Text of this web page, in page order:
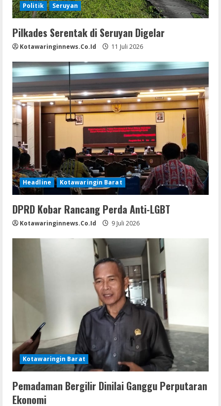
Politik Seruyan
Pilkades Serentak di Seruyan Digelar
Kotawaringinnews.co.id 11 Juli 2026
Headline Kotawaringin Barat
DPRD Kobar Rancang Perda Anti-LGBT
Kotawaringinnews.co.id 9 Juli 2026
Kotawaringin Barat
Pemadaman Bergilir Dinilai Ganggu Perputaran
Ekonomi